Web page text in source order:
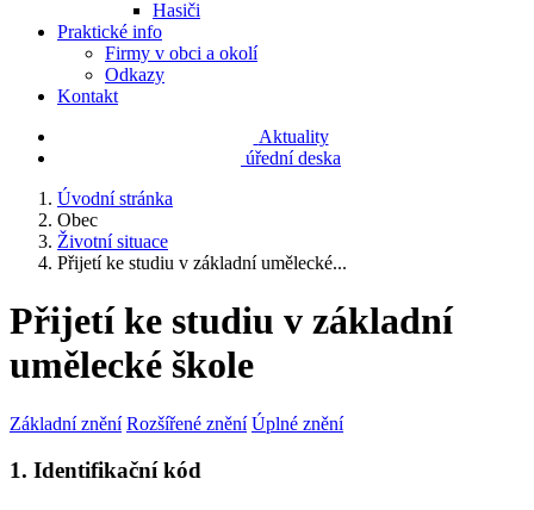
Hasiči
Praktické info
Firmy v obci a okolí
Odkazy
Kontakt
Aktuality
úřední deska
Úvodní stránka
Obec
Životní situace
Přijetí ke studiu v základní umělecké...
Přijetí ke studiu v základní
umělecké škole
Základní znění Rozšířené znění Úplné znění
1. Identifikační kód